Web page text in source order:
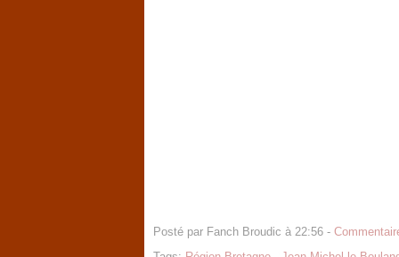
Posté par Fanch Broudic à 22:56 -